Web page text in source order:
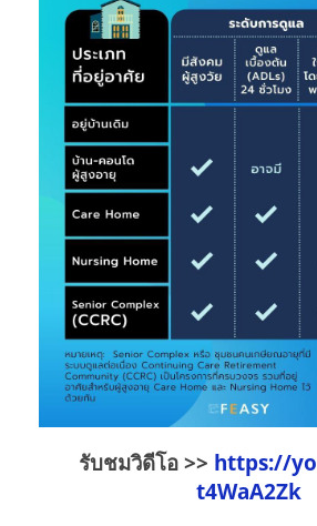
รับชมวิดีโอ >> https://
t4WaA2Zk